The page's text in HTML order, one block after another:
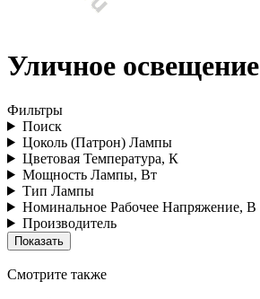
Уличное освещение
Фильтры
Поиск
Цоколь (Патрон) Лампы
Цветовая Температура, К
Мощность Лампы, Вт
Тип Лампы
Номинальное Рабочее Напряжение, В
Производитель
Смотрите также